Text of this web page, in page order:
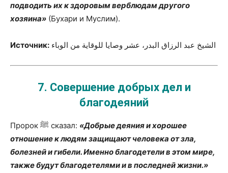
подводить их к здоровым верблюдам другого
хозяина» (Бухари и Муслим).
Источник: الشيخ عبد الرزاق البدر، عشر وصايا للوقاية من الوباء
7. Совершение добрых дел и
благодеяний
Пророк ﷺ сказал: «Добрые деяния и хорошее
отношение к людям защищают человека от зла,
болезней и гибели. Именно благодетели в этом мире,
также будут благодетелями и в последней жизни.»